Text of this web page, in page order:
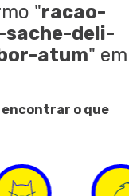
"racao-
deli-
atum" em
encontrar o que